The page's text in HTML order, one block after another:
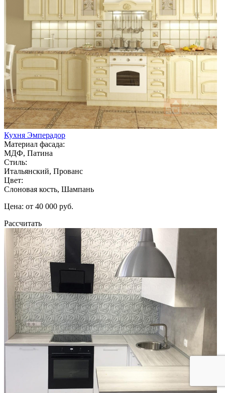
Кухня Эмперадор
Материал фасада:
МДФ, Патина
Стиль:
Итальянский, Прованс
Цвет:
Слоновая кость, Шампань
Цена: от 40 000 руб.
Рассчитать